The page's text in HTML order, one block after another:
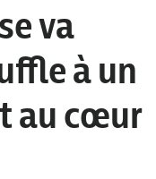
va
à un
au cœur